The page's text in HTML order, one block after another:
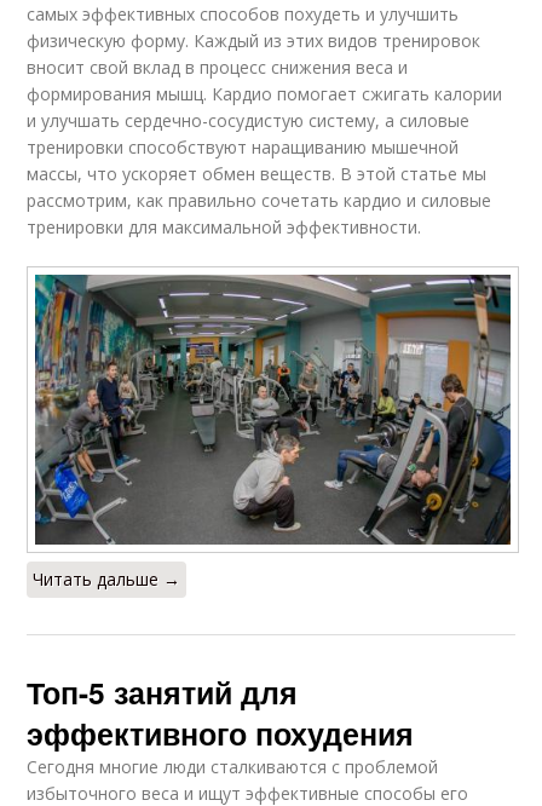
самых эффективных способов похудеть и улучшить
физическую форму. Каждый из этих видов тренировок
вносит свой вклад в процесс снижения веса и
формирования мышц. Кардио помогает сжигать калории
и улучшать сердечно-сосудистую систему, а силовые
тренировки способствуют наращиванию мышечной
массы, что ускоряет обмен веществ. В этой статье мы
рассмотрим, как правильно сочетать кардио и силовые
тренировки для максимальной эффективности.
Читать дальше →
Топ-5 занятий для
эффективного похудения
Сегодня многие люди сталкиваются с проблемой
избыточного веса и ищут эффективные способы его